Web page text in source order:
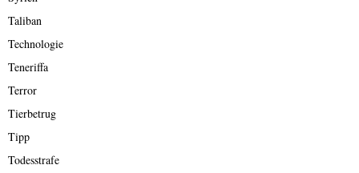
Taliban
Technologie
Teneriffa
Terror
Tierbetrug
Tipp
Todesstrafe